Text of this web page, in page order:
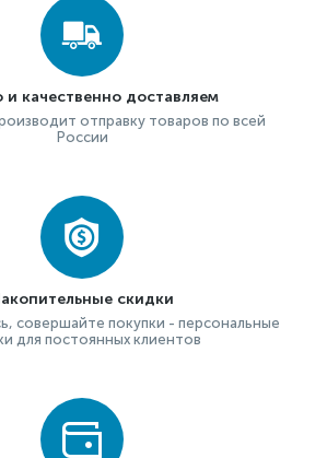
и качественно доставляем
отправку товаров по всей
России
скидки
совершайте покупки - персональные
для постоянных клиентов